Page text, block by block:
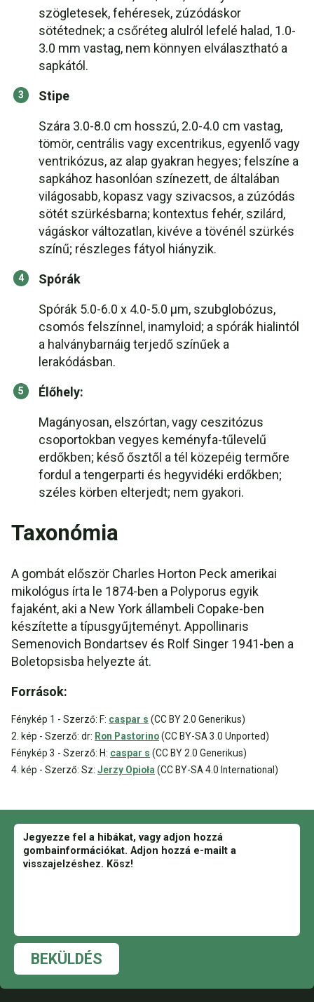
szögletesek, fehéresek, zúzódáskor
sötétednek; a csőréteg alulról lefelé halad, 1.0-
3.0 mm vastag, nem könnyen elválasztható a
sapkától.
Stipe
Szára 3.0-8.0 cm hosszú, 2.0-4.0 cm vastag,
tömör, centrális vagy excentrikus, egyenlő vagy
ventrikózus, az alap gyakran hegyes; felszíne a
sapkához hasonlóan színezett, de általában
világosabb, kopasz vagy szivacsos, a zúzódás
sötét szürkésbarna; kontextus fehér, szilárd,
vágáskor változatlan, kivéve a tövénél szürkés
színű; részleges fátyol hiányzik.
Spórák
Spórák 5.0-6.0 x 4.0-5.0 µm, szubglobózus,
csomós felszínnel, inamyloid; a spórák hialintól
a halványbarnáig terjedő színűek a
lerakódásban.
Élőhely:
Magányosan, elszórtan, vagy ceszitózus
csoportokban vegyes keményfa-tűlevelű
erdőkben; késő ősztől a tél közepéig termőre
fordul a tengerparti és hegyvidéki erdőkben;
széles körben elterjedt; nem gyakori.
Taxonómia
A gombát először Charles Horton Peck amerikai
mikológus írta le 1874-ben a Polyporus egyik
fajaként, aki a New York állambeli Copake-ben
készítette a típusgyűjteményt. Appollinaris
Semenovich Bondartsev és Rolf Singer 1941-ben a
Boletopsisba helyezte át.
Források:
Fénykép 1 - Szerző: F: caspar s (CC BY 2.0 Generikus)
2. kép - Szerző: dr: Ron Pastorino(CC BY-SA 3.0 Unported)
Fénykép 3 - Szerző: H: caspar s (CC BY 2.0 Generikus)
4. kép - Szerző: Sz: Jerzy Opioła (CC BY-SA 4.0 International)
BEKÜLDÉS